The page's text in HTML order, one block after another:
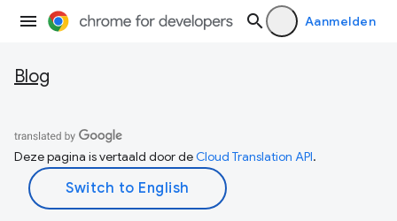
Aanmelden
Blog
Deze pagina is vertaald door deCloud Translation API.